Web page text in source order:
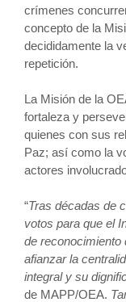
crímenes
concepto de la
decididamente la
repetición.
La Misión de la
fortaleza y
quienes con sus
Paz; así como la
actores
“Tras décadas de
votos para que el
de reconocimiento
afianzar la
integral y su
de MAPP/OEA.